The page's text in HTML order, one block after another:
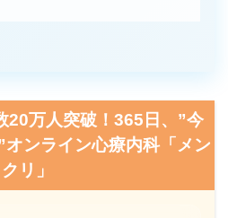
20万人突破！365日、”今
オンライン心療内科「メン
クリ」